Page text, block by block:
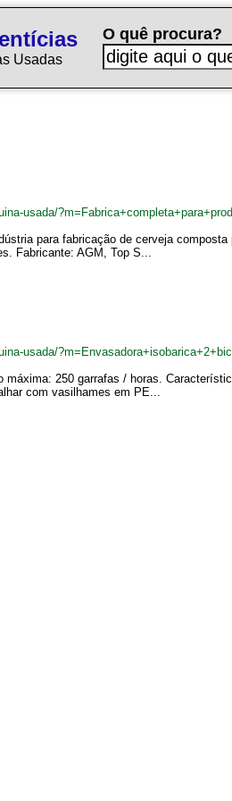
Usadas
O quê procura?
usada/
para fabricação de cerveja
Fabricante: AGM, Top S...
usada/
máxima: 250 garrafas / horas.
com vasilhames em PE...